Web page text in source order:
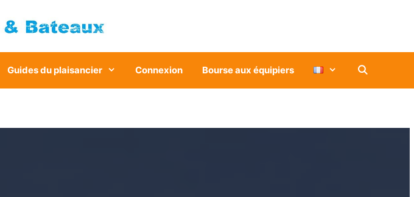
Guides du plaisancier Connexion Bourse aux équipiers